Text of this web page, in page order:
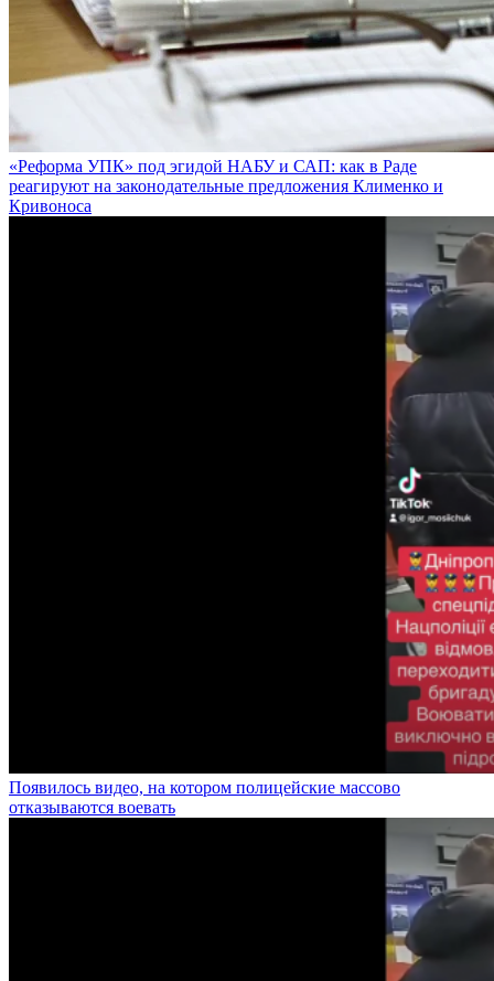
«Реформа УПК» под эгидой НАБУ и САП: как в Раде
реагируют на законодательные предложения Клименко и
Кривоноса
Появилось видео, на котором полицейские массово
отказываются воевать